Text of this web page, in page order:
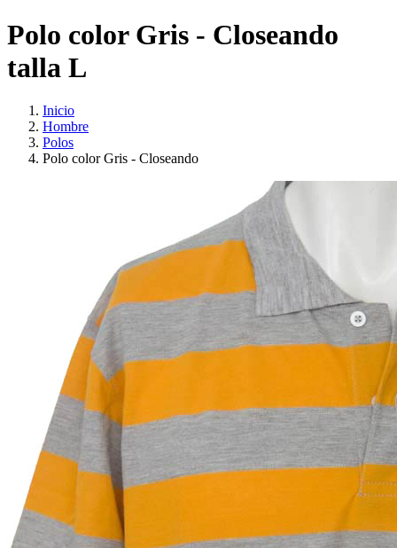
Polo color Gris - Closeando
talla L
Inicio
Hombre
Polos
Polo color Gris - Closeando